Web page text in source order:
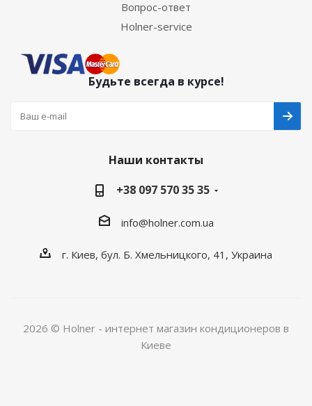
Вопрос-ответ
Holner-service
Будьте всегда в курсе!
Наши контакты
+38 097 570 35 35
info@holner.com.ua
г. Киев, бул. Б. Хмельницкого, 41, Украина
2026 © Holner - интернет магазин кондиционеров в
Киеве